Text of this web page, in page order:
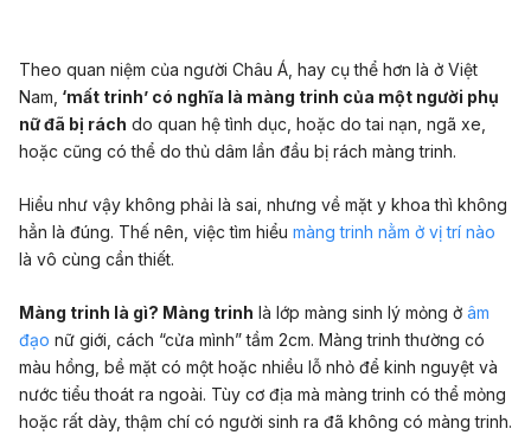
Theo quan niệm của người Châu Á, hay cụ thể hơn là ở Việt
Nam, ‘mất trinh’ có nghĩa là màng trinh của một người phụ
nữ đã bị rách do quan hệ tình dục, hoặc do tai nạn, ngã xe,
hoặc cũng có thể do thủ dâm lần đầu bị rách màng trinh.
Hiểu như vậy không phải là sai, nhưng về mặt y khoa thì không
hẳn là đúng. Thế nên, việc tìm hiểu màng trinh nằm ở vị trí nào
là vô cùng cần thiết.
Màng trinh là gì? Màng trinh là lớp màng sinh lý mỏng ở âm
đạo nữ giới, cách “cửa mình” tầm 2cm. Màng trinh thường có
màu hồng, bề mặt có một hoặc nhiều lỗ nhỏ để kinh nguyệt và
nước tiểu thoát ra ngoài. Tùy cơ địa mà màng trinh có thể mỏng
hoặc rất dày, thậm chí có người sinh ra đã không có màng trinh.